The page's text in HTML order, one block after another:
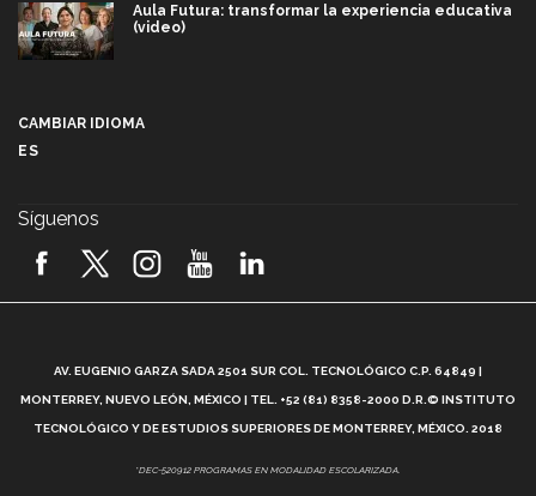
Aula Futura: transformar la experiencia educativa
(video)
2026! (video)
¿Cómo es el Modelo Educativo Tec? (video)
Vida Tec: Feminismo e Inteligencia Artificial, Paola
CAMBIAR IDIOMA
ES
Síguenos
AV. EUGENIO GARZA SADA 2501 SUR COL. TECNOLÓGICO C.P. 64849 |
MONTERREY, NUEVO LEÓN, MÉXICO | TEL. +52 (81) 8358-2000 D.R.© INSTITUTO
TECNOLÓGICO Y DE ESTUDIOS SUPERIORES DE MONTERREY, MÉXICO. 2018
*DEC-520912 PROGRAMAS EN MODALIDAD ESCOLARIZADA.